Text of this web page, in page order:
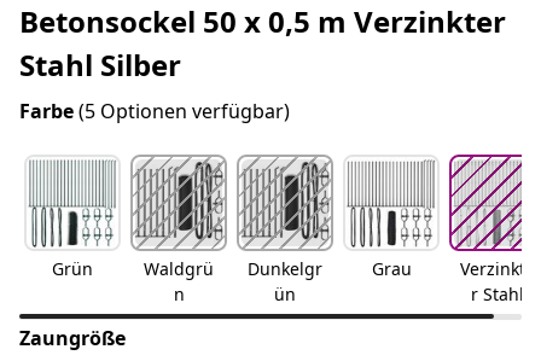
Betonsockel 50 x 0,5 m Verzinkter
Stahl Silber
Farbe(5 Optionen verfügbar)
Grün
Waldgrü
n
Dunkelgr
ün
Grau
Verzinkte
r Stahl
Zaungröße